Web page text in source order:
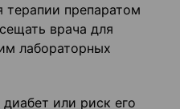
терапии препаратом
врача для
лабораторных
или риск его